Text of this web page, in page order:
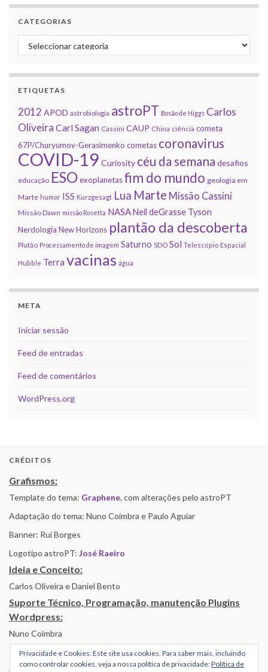
CATEGORIAS
Categorias
ETIQUETAS
2012 APOD astrobiologia astroPT Bosão de Higgs Carlos
Oliveira Carl Sagan Cassini CAUP China ciência cometa
67P/Churyumov-Gerasimenko cometas coronavirus
COVID-19 Curiosity céu da semana desafios
educação ESOexoplanetasfim do mundo geologia em
Marte humor ISS Kurzgesagt Lua Marte Missão Cassini
Missão Dawn missão Rosetta NASANeil deGrasse Tyson
Nerdologia New Horizons plantão da descoberta
Plutão Processamento de imagem Saturno SDO Sol Telescópio Espacial
Hubble Terra vacinas água
META
Iniciar sessão
Feed de entradas
Feed de comentários
WordPress.org
CRÉDITOS
Grafismos:
Template do tema: Graphene, com alterações pelo astroPT
Adaptação do tema: Nuno Coimbra e Paulo Aguiar
Banner: Rui Borges
Logotipo astroPT: José Raeiro
Ideia e Conceito:
Carlos Oliveira e Daniel Bento
Suporte Técnico, Programação, manutenção Plugins
Wordpress:
Nuno Coimbra
Alojamento por Simbiose
Privacidade e Cookies: Este site usa cookies. Para saber mais, incluindo
como controlar cookies, veja a nossa política de privacidade:Política de